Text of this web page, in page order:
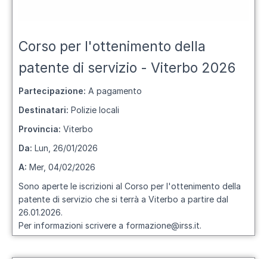
Corso per l'ottenimento della
patente di servizio - Viterbo 2026
Partecipazione: A pagamento
Destinatari: Polizie locali
Provincia: Viterbo
Da: Lun, 26/01/2026
A: Mer, 04/02/2026
Sono aperte le iscrizioni al Corso per l'ottenimento della
patente di servizio che si terrà a Viterbo a partire dal
26.01.2026.
Per informazioni scrivere a formazione@irss.it.